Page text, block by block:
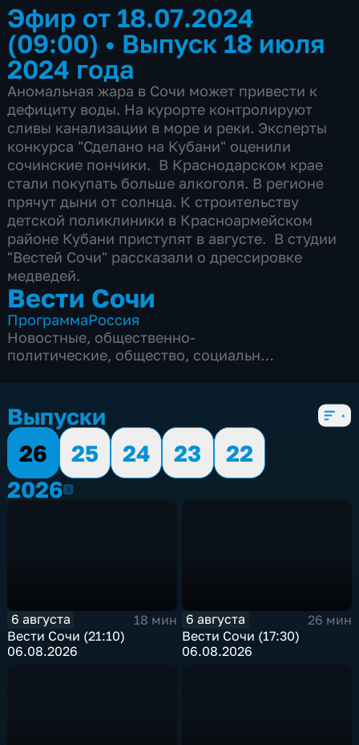
Эфир от 18.07.2024
(09:00) • Выпуск 18 июля
2024 года
Аномальная жара в Сочи может привести к
дефициту воды. На курорте контролируют
сливы канализации в море и реки. Эксперты
конкурса "Сделано на Кубани" оценили
сочинские пончики. В Краснодарском крае
стали покупать больше алкоголя. В регионе
прячут дыни от солнца. К строительству
детской поликлиники в Красноармейском
районе Кубани приступят в августе. В студии
"Вестей Сочи" рассказали о дрессировке
медведей.
Вести Сочи
ПрограммаРоссия
Новостные, общественно-
политические, общество, социально-
Выпуски
26
25 24 23
22
20262026
6 августа
18 мин
Вести Сочи (21:10)
06.08.2026
6 августа
26 мин
Вести Сочи (17:30)
06.08.2026